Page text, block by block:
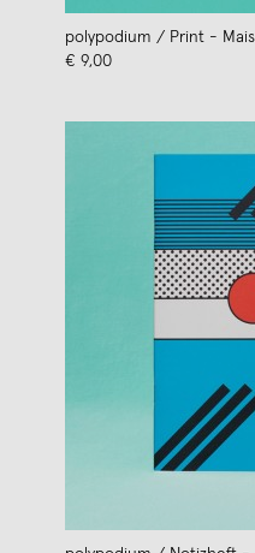
polypodium / Print -
€ 9,00